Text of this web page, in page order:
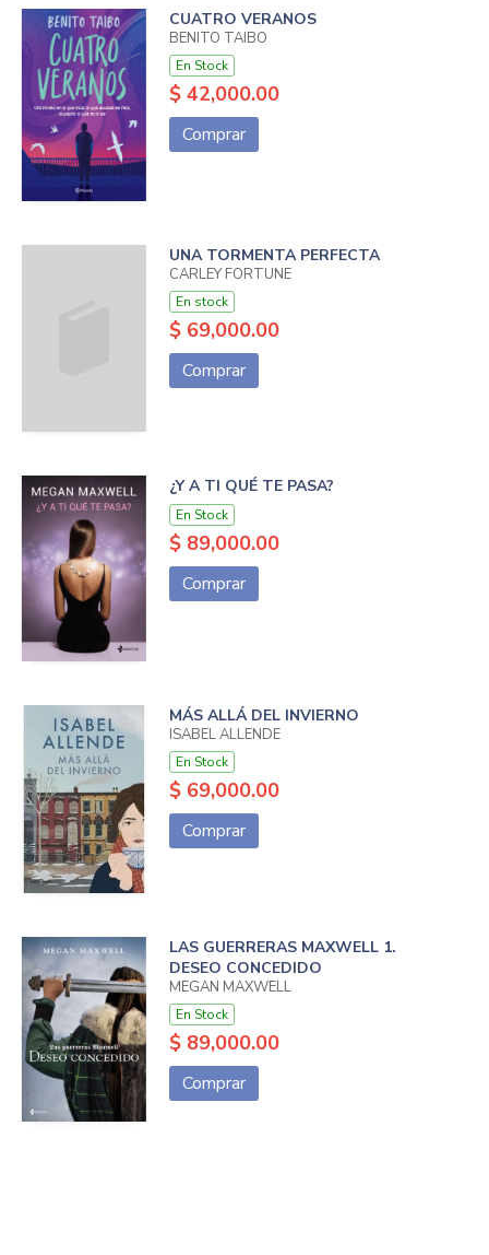
CUATRO VERANOS
BENITO TAIBO
En Stock
$ 42,000.00
Comprar
UNA TORMENTA PERFECTA
CARLEY FORTUNE
En stock
$ 69,000.00
Comprar
¿Y A TI QUÉ TE PASA?
En Stock
$ 89,000.00
Comprar
MÁS ALLÁ DEL INVIERNO
ISABEL ALLENDE
En Stock
$ 69,000.00
Comprar
LAS GUERRERAS MAXWELL 1.
DESEO CONCEDIDO
MEGAN MAXWELL
En Stock
$ 89,000.00
Comprar